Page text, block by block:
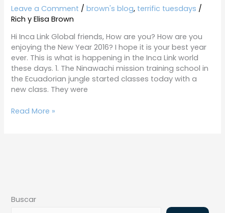
Leave a Comment /brown's blog, terrific tuesdays /
Rich y Elisa Brown
Hi Inca Link Global friends, How are you? How are you
enjoying the New Year 2016? I hope it is your best year
ever. This is what is happening in the Inca Link world
these days. 1. The Ninawachi mission training school in
the Ecuadorian jungle started classes today with a
new class. They were
1-
12-
Read More »
Buscar